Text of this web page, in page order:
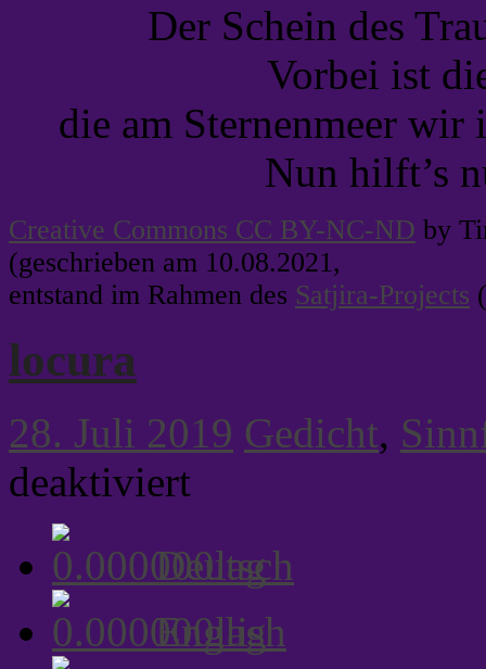
Der Schein des
Vorbei ist
die am Sternenmeer
Nun hilft’s
Creative Commons CC BY-NC-ND by
(geschrieben am 10.08.2021,
entstand im Rahmen des Satjira-Projects
locura
28. Juli 2019 Gedicht,
deaktiviert
Deutsch
English